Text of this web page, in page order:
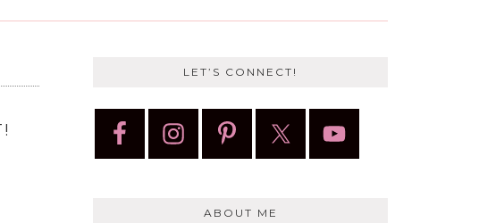
LET’S CONNECT!
ABOUT ME